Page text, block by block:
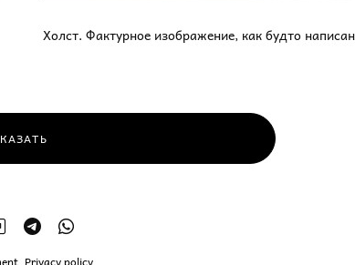
Холст. Фактурное изображение, как будто